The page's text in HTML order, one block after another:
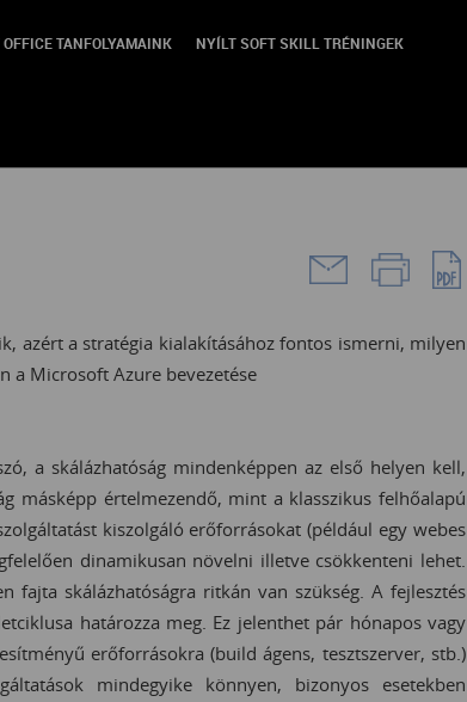
TANFOLYAMAINK NYÍLT SOFT SKILL TRÉNINGEK
azért a stratégia kialakításához fontos ismerni, milyen
a Microsoft Azure bevezetése
a skálázhatóság mindenképpen az első helyen kell,
másképp értelmezendő, mint a klasszikus felhőalapú
kiszolgáló erőforrásokat (például egy webes
dinamikusan növelni illetve csökkenteni lehet.
fajta skálázhatóságra ritkán van szükség. A fejlesztés
határozza meg. Ez jelenthet pár hónapos vagy
erőforrásokra (build ágens, tesztszerver, stb.)
mindegyike könnyen, bizonyos esetekben